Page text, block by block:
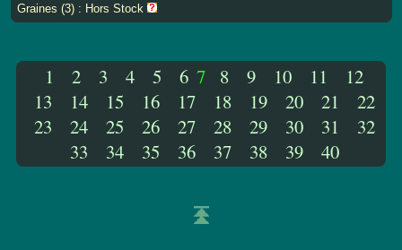
Graines (3) : Hors Stock
1 2 3 4 5 6 7 8 9 10 11
12
13
14 15 16 17 18 19 20 21
22
23
24 25 26 27 28 29 30 31
32
33
34 35 36 37 38 39 40